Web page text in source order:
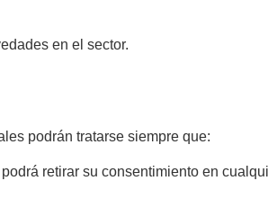
en el sector.
podrán tratarse siempre que:
retirar su consentimiento en